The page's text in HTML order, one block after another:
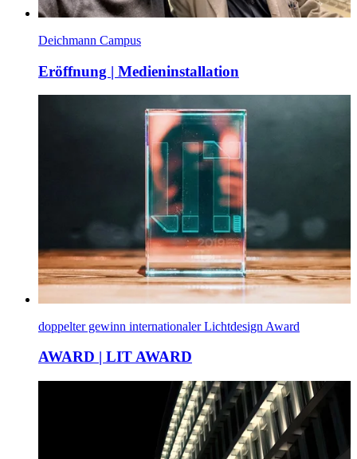
Deichmann Campus
Eröffnung | Medieninstallation
doppelter gewinn internationaler Lichtdesign Award
AWARD | LIT AWARD